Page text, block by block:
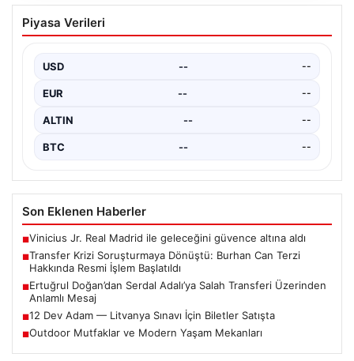
Outdoor Mutfaklar ve Modern Yaşam
Mekanları
sürdürmektedir. Özellikle de lüks konutlarda ikamet
eden…
Piyasa Verileri
USD -- --
EUR -- --
ALTIN -- --
BTC -- --
Son Eklenen Haberler
■Vinicius Jr. Real Madrid ile geleceğini güvence altına aldı
■Transfer Krizi Soruşturmaya Dönüştü: Burhan Can Terzi
Hakkında Resmi İşlem Başlatıldı
■Ertuğrul Doğan’dan Serdal Adalı’ya Salah Transferi Üzerinden
Anlamlı Mesaj
■12 Dev Adam — Litvanya Sınavı İçin Biletler Satışta
■Outdoor Mutfaklar ve Modern Yaşam Mekanları